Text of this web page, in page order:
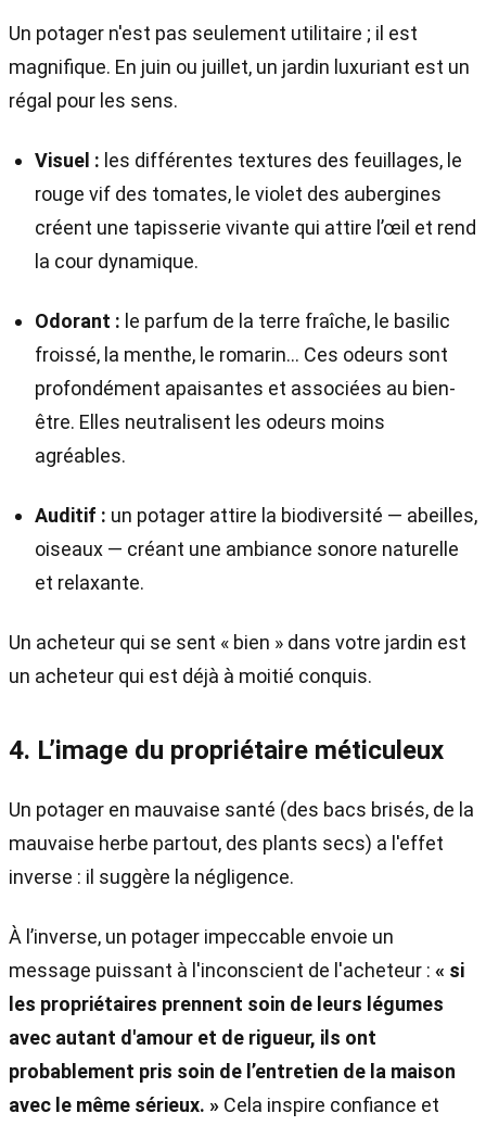
Un potager n'est pas seulement utilitaire ; il est
magnifique. En juin ou juillet, un jardin luxuriant est un
régal pour les sens.
Visuel : les différentes textures des feuillages, le
rouge vif des tomates, le violet des aubergines
créent une tapisserie vivante qui attire l’œil et rend
la cour dynamique.
Odorant : le parfum de la terre fraîche, le basilic
froissé, la menthe, le romarin... Ces odeurs sont
profondément apaisantes et associées au bien-
être. Elles neutralisent les odeurs moins
agréables.
Auditif : un potager attire la biodiversité — abeilles,
oiseaux — créant une ambiance sonore naturelle
et relaxante.
Un acheteur qui se sent « bien » dans votre jardin est
un acheteur qui est déjà à moitié conquis.
4. L’image du propriétaire méticuleux
Un potager en mauvaise santé (des bacs brisés, de la
mauvaise herbe partout, des plants secs) a l'effet
inverse : il suggère la négligence.
À l’inverse, un potager impeccable envoie un
message puissant à l'inconscient de l'acheteur : « si
les propriétaires prennent soin de leurs légumes
avec autant d'amour et de rigueur, ils ont
probablement pris soin de l’entretien de la maison
avec le même sérieux. » Cela inspire confiance et